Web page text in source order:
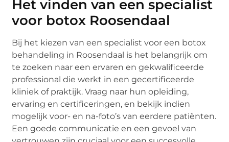
Het vinden van een specialist
voor botox Roosendaal
Bij het kiezen van een specialist voor een botox
behandeling in Roosendaal is het belangrijk om
te zoeken naar een ervaren en gekwalificeerde
professional die werkt in een gecertificeerde
kliniek of praktijk. Vraag naar hun opleiding,
ervaring en certificeringen, en bekijk indien
mogelijk voor- en na-foto’s van eerdere patiënten.
Een goede communicatie en een gevoel van